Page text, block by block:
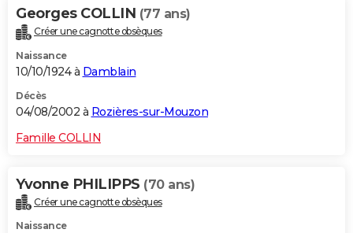
Georges COLLIN (77 ans)
Créer une cagnotte obsèques
Naissance
10/10/1924 à Damblain
Décès
04/08/2002 à Rozières-sur-Mouzon
Famille COLLIN
Yvonne PHILIPPS (70 ans)
Créer une cagnotte obsèques
Naissance